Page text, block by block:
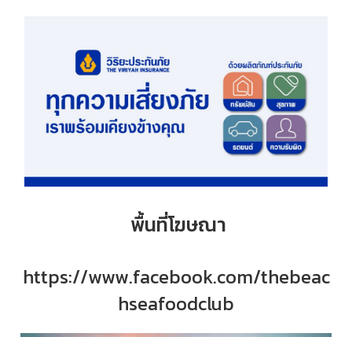
พื้นที่โฆษณา
https://www.facebook.com/thebeac
hseafoodclub